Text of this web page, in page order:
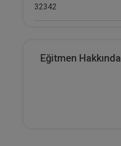
32342
Eğitmen Hakkında